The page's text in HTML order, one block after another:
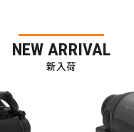
NEW ARRIVAL
新入荷